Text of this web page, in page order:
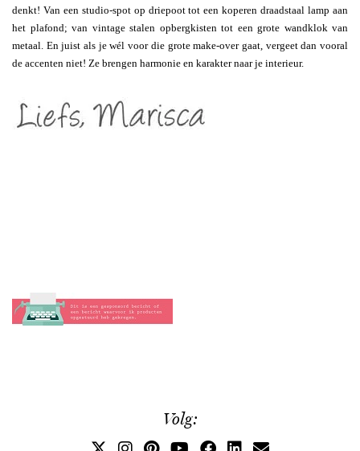
denkt! Van een studio-spot op driepoot tot een koperen draadstaal lamp aan
het plafond; van vintage stalen opbergkisten tot een grote wandklok van
metaal. En juist als je wél voor die grote make-over gaat, vergeet dan vooral
de accenten niet! Ze brengen harmonie en karakter naar je interieur.
Volg: